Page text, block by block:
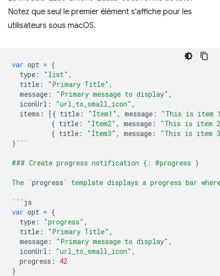
Notez que seul le premier élément s'affiche pour les
utilisateurs sous macOS.
var opt = {
type : "list" ,
title : "Primary Title" ,
message : "Primary message to display" ,
iconUrl : "url_to_small_icon" ,
items : [{ title : "Item1" , message :
"This is item
{ title : "Item2" , message :
"This is item
{ title : "Item3" , message :
"This is item
} ```
### Create progress notification {: #progress }
The `progress ` template displays a progress bar
``` js
var opt = {
type : "progress" ,
title : "Primary Title" ,
message : "Primary message to display" ,
iconUrl : "url_to_small_icon" ,
progress :
42
}